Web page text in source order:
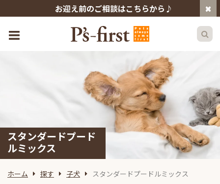
お迎え前のご相談はこちらから♪
スタンダードプード
ルミックス
ホーム 探す 子犬 スタンダードプードルミックス